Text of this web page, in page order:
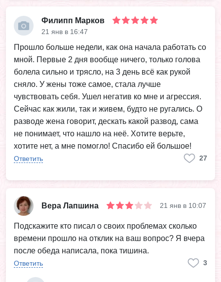
Филипп Марков
21 янв в 16:47
Прошло больше недели, как она начала работать со
мной. Первые 2 дня вообще ничего, только голова
болела сильно и трясло, на 3 день всё как рукой
сняло. У жены тоже самое, стала лучше
чувствовать себя. Ушел негатив ко мне и агрессия.
Сейчас как жили, так и живем, будто не ругались. О
разводе жена говорит, дескать какой развод, сама
не понимает, что нашло на неё. Хотите верьте,
хотите нет, а мне помогло! Спасибо ей большое!
Ответить 27
Вера Лапшина 21 янв в 10:07
Подскажите кто писал о своих проблемах сколько
времени прошло на отклик на ваш вопрос? Я вчера
после обеда написала, пока тишина.
Ответить 3